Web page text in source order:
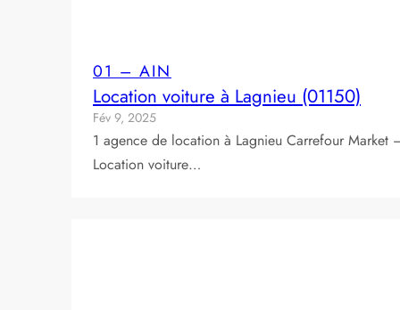
01 – AIN
Location voiture à Lagnieu (01150)
Fév 9, 2025
1 agence de location à Lagnieu Carrefour Market
Location voiture…